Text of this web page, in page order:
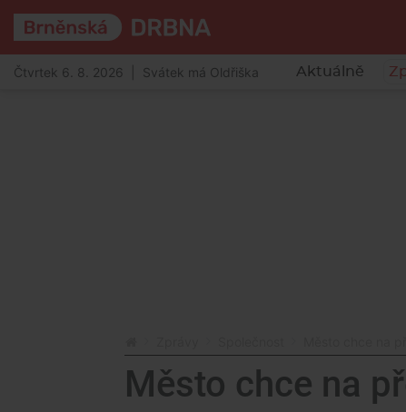
Čtvrtek 6. 8. 2026 | Svátek má Oldřiška Aktuálně
Město chce na